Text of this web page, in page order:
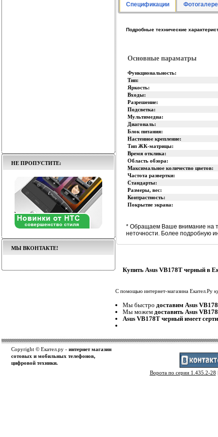
НЕ ПРОПУСТИТЕ:
МЫ ВКОНТАКТЕ!
Спецификации
Подробные технические
Основные параматры
Функциональность:
Тип:
Яркость:
Входы:
Разрешение:
Подсветка:
Мультимедиа:
Диагональ:
Блок питания:
Настенное крепление:
Тип ЖК-матрицы:
Время отклика:
Область обзора:
Максимальное количество цветов:
Частота развертки:
Стандарты:
Размеры, вес:
Контрастность:
Покрытие экрана:
* Обращаем Ваше внимание на
неточности. Более подробную
Купить Asus VB178T черный в
С помощью интернет-магазина Екател.Ру
Мы быстро доставим Asus
Мы можем доставить Asus
Asus VB178T черный имеет
Copyright © Екател.ру - интернет магазин
сотовых и мобильных телефонов,
цифровой техники.
Ворота по серии 1.435.2-28